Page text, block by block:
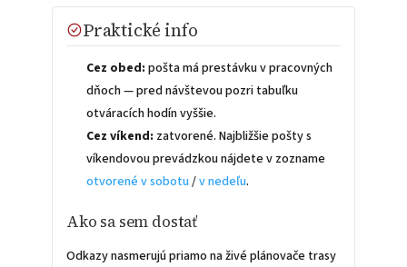
Praktické info
Cez obed: pošta má prestávku v pracovných
dňoch — pred návštevou pozri tabuľku
otváracích hodín vyššie.
Cez víkend: zatvorené. Najbližšie pošty s
víkendovou prevádzkou nájdete v zozname
otvorené v sobotu /v nedeľu.
Ako sa sem dostať
Odkazy nasmerujú priamo na živé plánovače trasy